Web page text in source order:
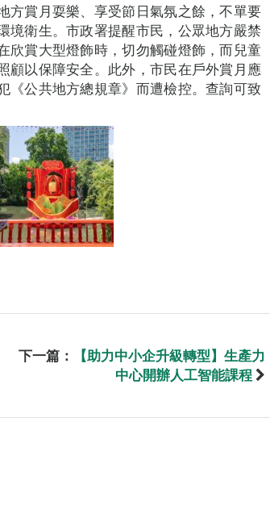
方賞月耍樂、享受節日氣氛之餘，不單要
境衛生。市政署提醒市民，公眾地方嚴禁
欣賞大型燈飾時，切勿觸碰燈飾，而兒童
顧以保障安全。此外，市民在戶外賞月應
《公共地方總規章》而遭檢控。查詢可致
下一篇：
【助力中小企升級轉型】生產力
中心開辦人工智能課程